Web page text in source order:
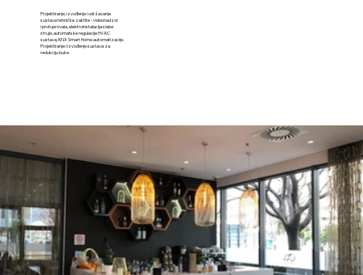
Projektiranje, izvođenje i održavanje
sustava tehničke zaštite - videonadzor
i protuprovala, elektroinstalacija slabe
struje, automatske regulacije HVAC
sustava, KNX Smart Home automatizacije.
Projektiranje i izvođenje sustava za
redukciju buke.